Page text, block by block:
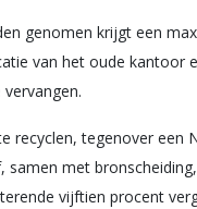
genomen krijgt een
van het oude kantoor
recyclen, tegenover een
met
vijftien procent